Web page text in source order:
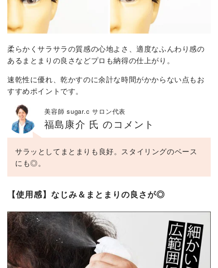
柔らかくサラサラの質感の心地よさ、適度なふんわり感の
あるまとまりの良さなどプロも納得の仕上がり。
速乾性に優れ、乾かすのに余計な時間がかからない点もお
すすめポイントです。
美容師 sugar.c サロン代表
福島康介 氏 のコメント
サラッとしてまとまりも良好。スタイリングのベース
にも◎。
【使用感】なじみ＆まとまりの良さが◎